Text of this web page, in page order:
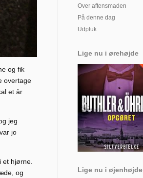
og fik
overtage
et år
jeg
jo
et hjørne.
og
Over aftensmaden
På denne dag
Udpluk
Lige nu i ørehøjde
Lige nu i øjenhøjde